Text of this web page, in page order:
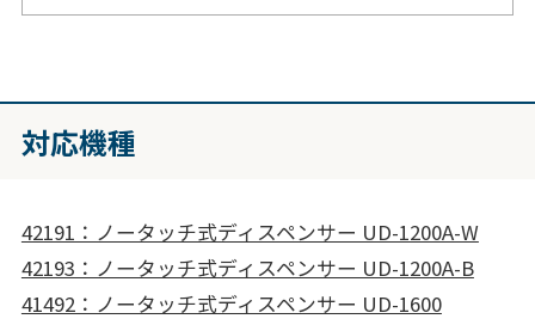
対応機種
42191：ノータッチ式ディスペンサー UD-1200A-W
42193：ノータッチ式ディスペンサー UD-1200A-B
41492：ノータッチ式ディスペンサー UD-1600